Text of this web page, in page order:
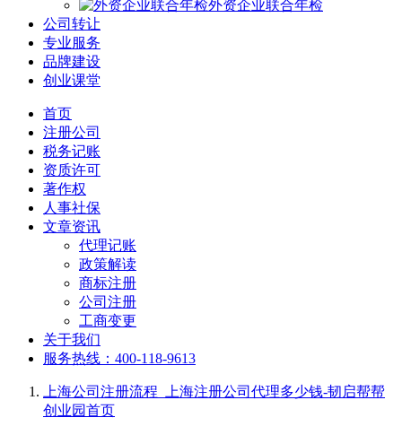
外资企业联合年检
公司转让
专业服务
品牌建设
创业课堂
首页
注册公司
税务记账
资质许可
著作权
人事社保
文章资讯
代理记账
政策解读
商标注册
公司注册
工商变更
关于我们
服务热线：400-118-9613
上海公司注册流程_上海注册公司代理多少钱-韧启帮帮
创业园首页